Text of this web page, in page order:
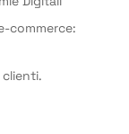
commerce: